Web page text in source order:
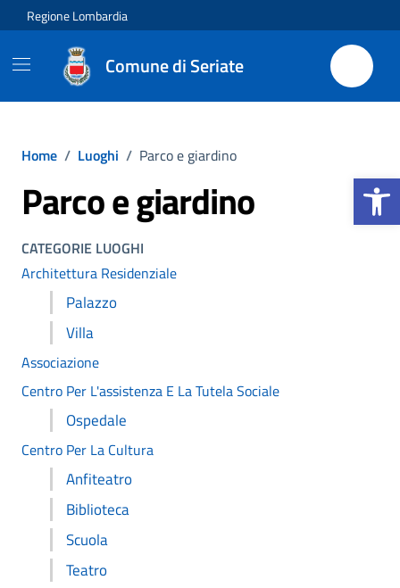
Apri la
Vai ai contenuti
Vai al footer
Regione Lombardia
Comune di Seriate
Home / Luoghi / Parco e giardino
Parco e giardino
CATEGORIE LUOGHI
Architettura Residenziale
Palazzo
Villa
Associazione
Centro Per L'assistenza E La Tutela Sociale
Ospedale
Centro Per La Cultura
Anfiteatro
Biblioteca
Scuola
Teatro